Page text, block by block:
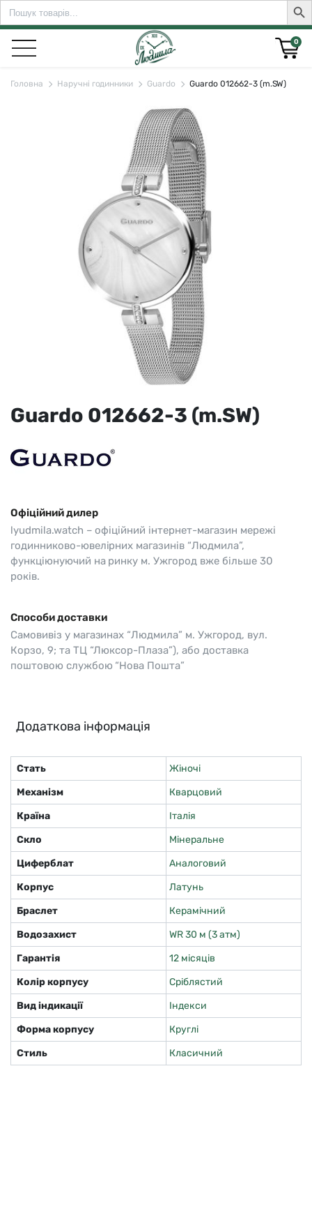
Search
for:
0
Головна Наручні годинники Guardo Guardo 012662-3 (m.SW)
Guardo 012662-3 (m.SW)
Офіційний дилер
lyudmila.watch – офіційний інтернет-магазин мережі
годинниково-ювелірних магазинів “Людмила”,
функціюнуючий на ринку м. Ужгород вже більше 30
років.
Способи доставки
Самовивіз у магазинах “Людмила” м. Ужгород, вул.
Корзо, 9; та ТЦ “Люксор-Плаза”), або доставка
поштовою службою “Нова Пошта”
Додаткова інформація
Стать
Жіночі
Механізм
Кварцовий
Країна
Італія
Скло
Мінеральне
Циферблат
Аналоговий
Корпус
Латунь
Браслет
Керамічний
Водозахист
WR 30 м (3 атм)
Гарантія
12 місяців
Колір корпусу
Сріблястий
Вид індикації
Індекси
Форма корпусу
Круглі
Стиль
Класичний